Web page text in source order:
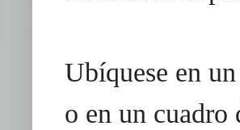
Ubíquese en
o en un cuadro